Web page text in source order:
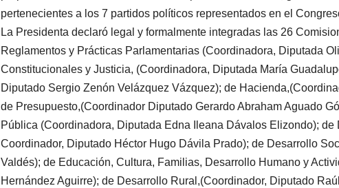
pertenecientes a los 7 partidos políticos representados en el
La Presidenta declaró legal y formalmente integradas las 26
Reglamentos y Prácticas Parlamentarias (Coordinadora, Diputada
Constitucionales y Justicia, (Coordinadora, Diputada María
Diputado Sergio Zenón Velázquez Vázquez); de
de Presupuesto,(Coordinador Diputado Gerardo Abraham Aguado
Pública (Coordinadora, Diputada Edna Ileana Dávalos Elizondo);
Coordinador, Diputado Héctor Hugo Dávila Prado); de Desarrollo
Valdés); de Educación, Cultura, Familias, Desarrollo Humano y
Hernández Aguirre); de Desarrollo Rural,(Coordinador, Diputado